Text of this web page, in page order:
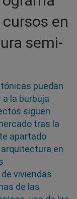
en
semi-
puedan
la burbuja
siguen
tras la
apartado
en
viviendas
de las